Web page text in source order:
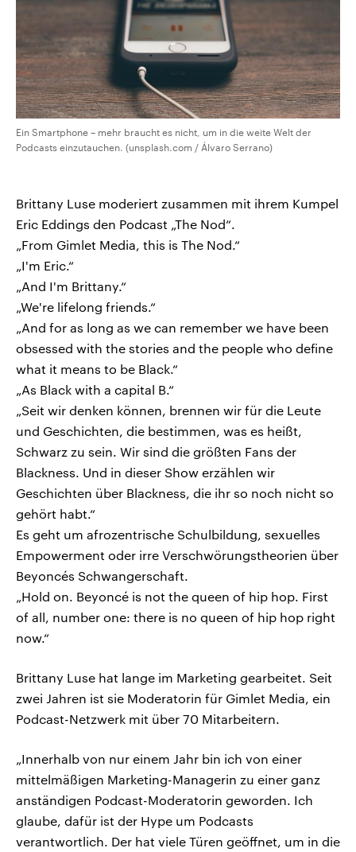
Ein Smartphone – mehr braucht es nicht, um in die weite Welt der
Podcasts einzutauchen. (unsplash.com / Álvaro Serrano)
Brittany Luse moderiert zusammen mit ihrem Kumpel
Eric Eddings den Podcast „The Nod“.
„From Gimlet Media, this is The Nod.“
„I'm Eric.“
„And I'm Brittany.“
„We're lifelong friends.“
„And for as long as we can remember we have been
obsessed with the stories and the people who define
what it means to be Black.“
„As Black with a capital B.“
„Seit wir denken können, brennen wir für die Leute
und Geschichten, die bestimmen, was es heißt,
Schwarz zu sein. Wir sind die größten Fans der
Blackness. Und in dieser Show erzählen wir
Geschichten über Blackness, die ihr so noch nicht so
gehört habt.“
Es geht um afrozentrische Schulbildung, sexuelles
Empowerment oder irre Verschwörungstheorien über
Beyoncés Schwangerschaft.
„Hold on. Beyoncé is not the queen of hip hop. First
of all, number one: there is no queen of hip hop right
now.“
Brittany Luse hat lange im Marketing gearbeitet. Seit
zwei Jahren ist sie Moderatorin für Gimlet Media, ein
Podcast-Netzwerk mit über 70 Mitarbeitern.
„Innerhalb von nur einem Jahr bin ich von einer
mittelmäßigen Marketing-Managerin zu einer ganz
anständigen Podcast-Moderatorin geworden. Ich
glaube, dafür ist der Hype um Podcasts
verantwortlich. Der hat viele Türen geöffnet, um in die